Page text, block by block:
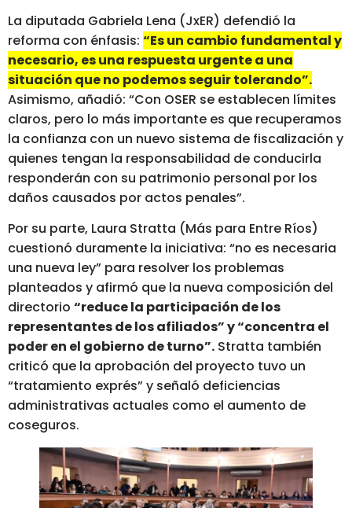
La diputada Gabriela Lena (JxER) defendió la
reforma con énfasis: “Es un cambio fundamental y
necesario, es una respuesta urgente a una
situación que no podemos seguir tolerando”.
Asimismo, añadió: “Con OSER se establecen límites
claros, pero lo más importante es que recuperamos
la confianza con un nuevo sistema de fiscalización y
quienes tengan la responsabilidad de conducirla
responderán con su patrimonio personal por los
daños causados por actos penales”.
Por su parte, Laura Stratta (Más para Entre Ríos)
cuestionó duramente la iniciativa: “no es necesaria
una nueva ley” para resolver los problemas
planteados y afirmó que la nueva composición del
directorio “reduce la participación de los
representantes de los afiliados” y “concentra el
poder en el gobierno de turno”. Stratta también
criticó que la aprobación del proyecto tuvo un
“tratamiento exprés” y señaló deficiencias
administrativas actuales como el aumento de
coseguros.